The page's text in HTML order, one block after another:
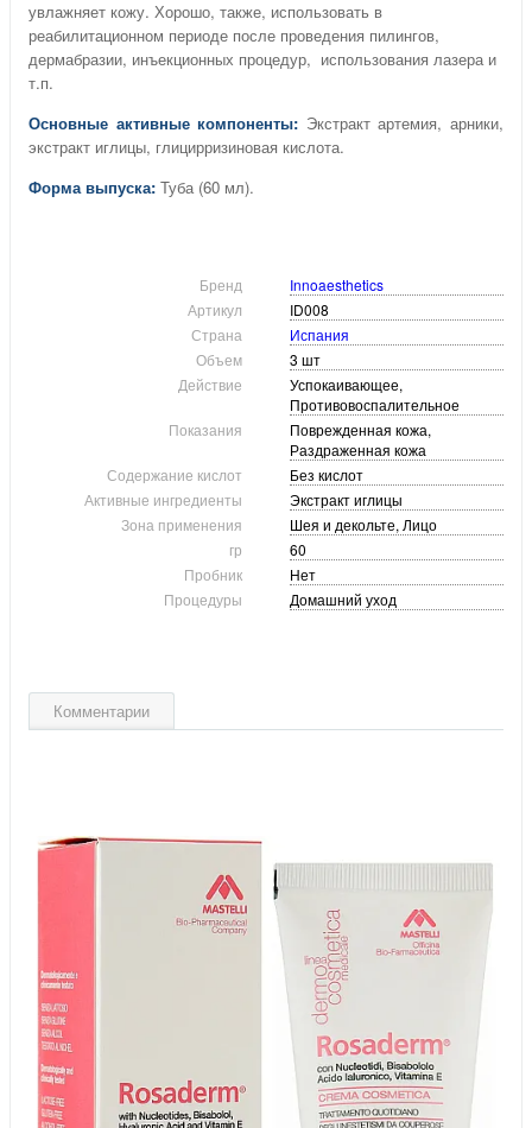
увлажняет кожу. Хорошо, также, использовать в
реабилитационном периоде после проведения пилингов,
дермабразии, инъекционных процедур, использования лазера и
т.п.
Основные активные компоненты: Экстракт артемия, арники,
экстракт иглицы, глицирризиновая кислота.
Форма выпуска: Туба (60 мл).
Бренд
Innoaesthetics
Артикул
ID008
Страна
Испания
Объем
3 шт
Действие
Успокаивающее,
Противовоспалительное
Показания
Поврежденная кожа,
Раздраженная кожа
Содержание кислот
Без кислот
Активные ингредиенты
Экстракт иглицы
Зона применения
Шея и декольте, Лицо
гр
60
Пробник
Нет
Процедуры
Домашний уход
Комментарии